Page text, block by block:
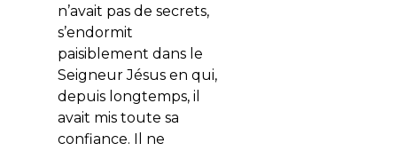
n’avait pas de secrets,
s’endormit
paisiblement dans le
Seigneur Jésus en qui,
depuis longtemps, il
avait mis toute sa
confiance. Il ne